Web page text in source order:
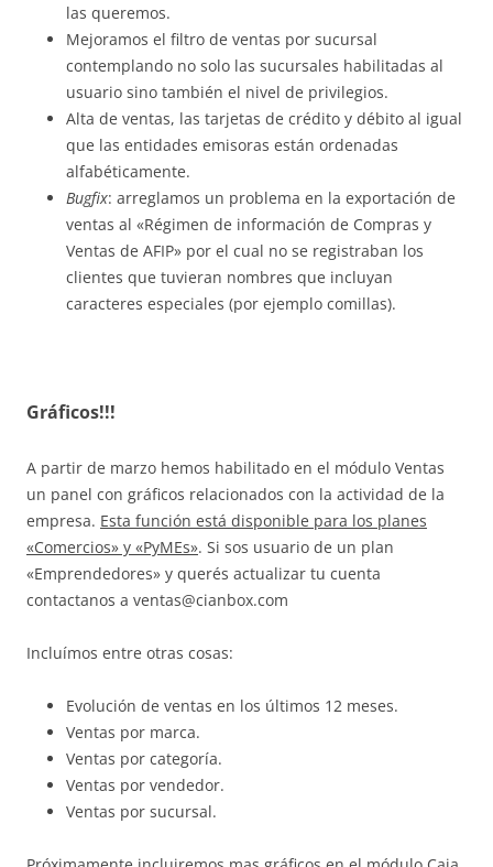
las queremos.
Mejoramos el filtro de ventas por sucursal
contemplando no solo las sucursales habilitadas al
usuario sino también el nivel de privilegios.
Alta de ventas, las tarjetas de crédito y débito al igual
que las entidades emisoras están ordenadas
alfabéticamente.
Bugfix: arreglamos un problema en la exportación de
ventas al «Régimen de información de Compras y
Ventas de AFIP» por el cual no se registraban los
clientes que tuvieran nombres que incluyan
caracteres especiales (por ejemplo comillas).
Gráficos!!!
A partir de marzo hemos habilitado en el módulo Ventas
un panel con gráficos relacionados con la actividad de la
empresa. Esta función está disponible para los planes
«Comercios» y «PyMEs». Si sos usuario de un plan
«Emprendedores» y querés actualizar tu cuenta
contactanos a ventas@cianbox.com
Incluímos entre otras cosas:
Evolución de ventas en los últimos 12 meses.
Ventas por marca.
Ventas por categoría.
Ventas por vendedor.
Ventas por sucursal.